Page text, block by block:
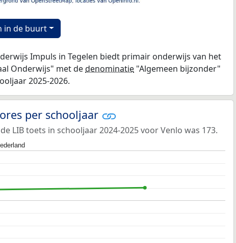
in de buurt
Impuls in Tegelen biedt primair onderwijs van het
Onderwijs" met dedenominatie "Algemeen bijzonder"
2025-2026.
per schooljaar
LIB toets in schooljaar 2024-2025 voor Venlo was 173.